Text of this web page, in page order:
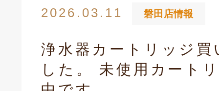
2026.03.11 磐田店情報
浄水器カートリッジ
した。 未使用カート